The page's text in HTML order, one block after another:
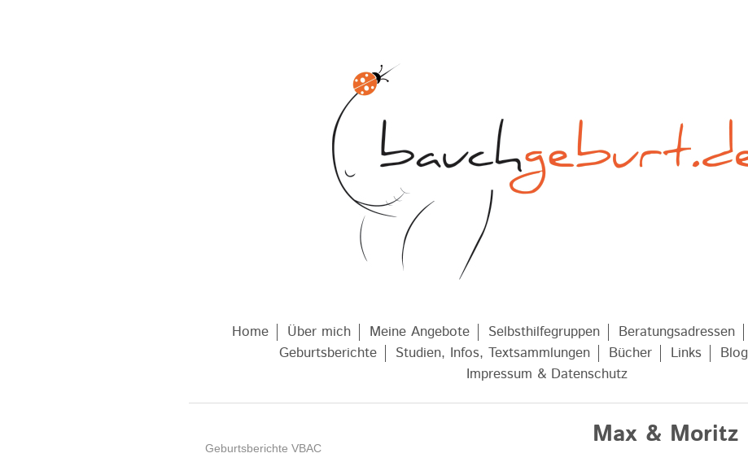
Home Über mich Meine Angebote Selbsthilfegruppen Beratungsadressen
Geburtsberichte
Studien, Infos, Textsammlungen Bücher Links Blog
Impressum & Datenschutz
Max & Moritz
Geburtsberichte VBAC